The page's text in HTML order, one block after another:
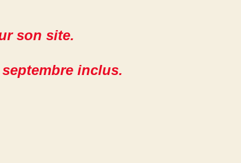
son site.
inclus.